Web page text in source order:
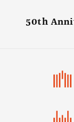
50th